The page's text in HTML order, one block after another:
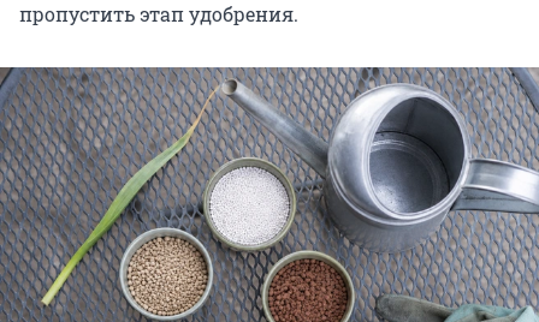
пропустить этап удобрения.